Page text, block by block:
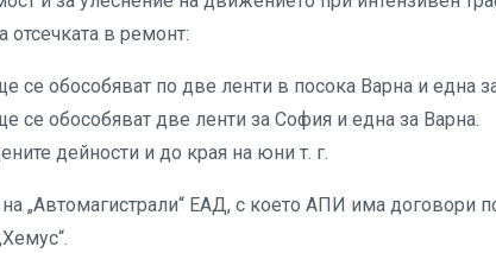
в ремонт:
се обособяват по две ленти в посока Варна и една
се обособяват две ленти за София и една за Варна.
дейности и до края на юни т. г.
„Автомагистрали“ ЕАД, с което АПИ има договори